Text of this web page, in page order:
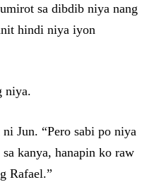
sa dibdib niya nang
hindi niya iyon
niya.
Jun. “Pero sabi po niya
kanya, hanapin ko raw
Rafael.”